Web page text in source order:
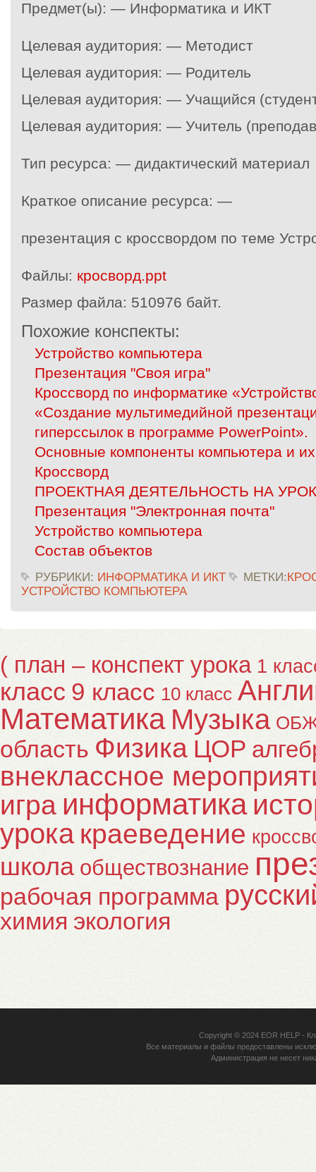
Предмет(ы): — Информатика и ИКТ
Целевая аудитория: — Методист
Целевая аудитория: — Родитель
Целевая аудитория: — Учащийся
Целевая аудитория: — Учитель
Тип ресурса: — дидактический материал
Краткое описание ресурса: —
презентация с кроссвордом по теме
Файлы: кросворд.ppt
Размер файла: 510976 байт.
Похожие конспекты:
Устройство компьютера
Презентация "Своя игра"
Кроссворд по информатике
«Создание мультимедийной
гиперссылок в программе PowerPoint».
Основные компоненты компьютера и
Кроссворд
ПРОЕКТНАЯ ДЕЯТЕЛЬНОСТЬ НА
Презентация "Электронная почта"
Устройство компьютера
Состав объектов
РУБРИКИ: ИНФОРМАТИКА И ИКТ МЕТКИ:
УСТРОЙСТВО КОМПЬЮТЕРА
( план – конспект урока 1
класс 9 класс 10 класс
Математика Музыка
область Физика ЦОР
внеклассное
игра информатика
урока краеведение
школа обществознание
рабочая программа
химия экология
Copyright © 2024 EOR HELP-
Все материалы и файлы предоставлены
Администрация не несет